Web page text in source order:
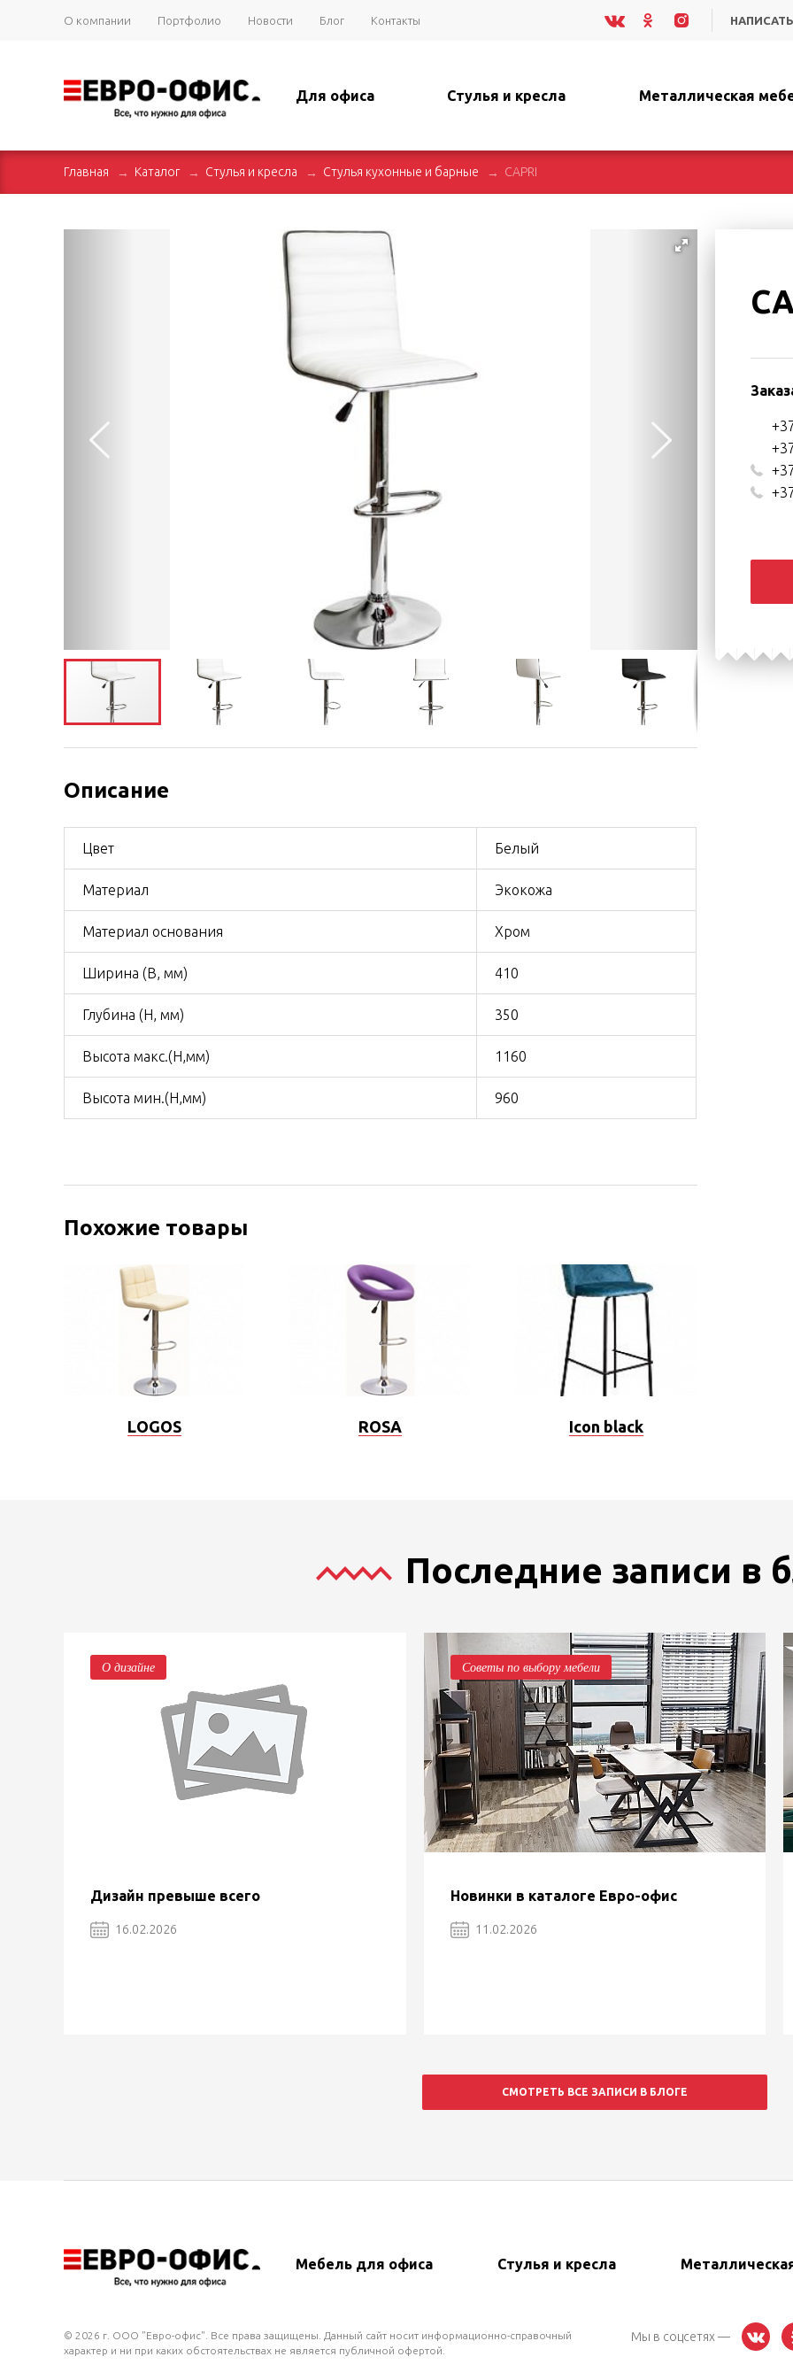
О компании Портфолио Новости Блог Контакты
Для офиса Стулья и кресла Металлическая
Главная Каталог Стулья и кресла Стулья кухонные и барные CAPRI
Описание
Цвет Белый
Материал Экокожа
Материал основания Хром
Ширина (B, мм) 410
Глубина (H, мм) 350
Высота макс.(H,мм) 1160
Высота мин.(H,мм) 960
Похожие товары
LOGOS ROSA Icon black
Последние записи в
О дизайне
Дизайн превыше всего
16.02.2026
Советы по выбору мебели
Новинки в каталоге Евро-офис
11.02.2026
СМОТРЕТЬ ВСЕ ЗАПИСИ В БЛОГЕ
Мебель для офиса Стулья и кресла
© 2026 г. ООО "Евро-офис". Все права защищены. Данный сайт носит информационно-справочный
характер и ни при каких обстоятельствах не является публичной офертой.
Мы в соцсетях —